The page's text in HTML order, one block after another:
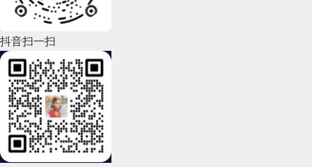
2022年5月(143)
2022年4月(86)
2022年3月(119)
2022年2月(53)
2022年1月(99)
2021年12月(105)
抖音扫一扫